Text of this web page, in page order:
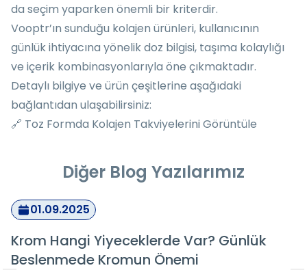
da seçim yaparken önemli bir kriterdir.
Vooptr’ın sunduğu kolajen ürünleri, kullanıcının
günlük ihtiyacına yönelik doz bilgisi, taşıma kolaylığı
ve içerik kombinasyonlarıyla öne çıkmaktadır.
Detaylı bilgiye ve ürün çeşitlerine aşağıdaki
bağlantıdan ulaşabilirsiniz:
🔗 Toz Formda Kolajen Takviyelerini Görüntüle
Diğer Blog Yazılarımız
01.09.2025
Krom Hangi Yiyeceklerde Var? Günlük
Beslenmede Kromun Önemi